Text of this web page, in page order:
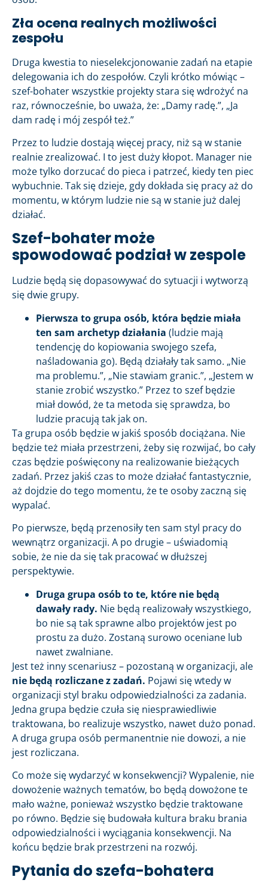
Zła ocena realnych możliwości
zespołu
Druga kwestia to nieselekcjonowanie zadań na etapie
delegowania ich do zespołów. Czyli krótko mówiąc –
szef-bohater wszystkie projekty stara się wdrożyć na
raz, równocześnie, bo uważa, że: „Damy radę.”, „Ja
dam radę i mój zespół też.”
Przez to ludzie dostają więcej pracy, niż są w stanie
realnie zrealizować. I to jest duży kłopot. Manager nie
może tylko dorzucać do pieca i patrzeć, kiedy ten piec
wybuchnie. Tak się dzieje, gdy dokłada się pracy aż do
momentu, w którym ludzie nie są w stanie już dalej
działać.
Szef-bohater może
spowodować podział w zespole
Ludzie będą się dopasowywać do sytuacji i wytworzą
się dwie grupy.
Pierwsza to grupa osób, która będzie miała
ten sam archetyp działania (ludzie mają
tendencję do kopiowania swojego szefa,
naśladowania go). Będą działały tak samo. „Nie
ma problemu.”, „Nie stawiam granic.”, „Jestem w
stanie zrobić wszystko.” Przez to szef będzie
miał dowód, że ta metoda się sprawdza, bo
ludzie pracują tak jak on.
Ta grupa osób będzie w jakiś sposób dociążana. Nie
będzie też miała przestrzeni, żeby się rozwijać, bo cały
czas będzie poświęcony na realizowanie bieżących
zadań. Przez jakiś czas to może działać fantastycznie,
aż dojdzie do tego momentu, że te osoby zaczną się
wypalać.
Po pierwsze, będą przenosiły ten sam styl pracy do
wewnątrz organizacji. A po drugie – uświadomią
sobie, że nie da się tak pracować w dłuższej
perspektywie.
Druga grupa osób to te, które nie będą
dawały rady. Nie będą realizowały wszystkiego,
bo nie są tak sprawne albo projektów jest po
prostu za dużo. Zostaną surowo oceniane lub
nawet zwalniane.
Jest też inny scenariusz – pozostaną w organizacji, ale
nie będą rozliczane z zadań. Pojawi się wtedy w
organizacji styl braku odpowiedzialności za zadania.
Jedna grupa będzie czuła się niesprawiedliwie
traktowana, bo realizuje wszystko, nawet dużo ponad.
A druga grupa osób permanentnie nie dowozi, a nie
jest rozliczana.
Co może się wydarzyć w konsekwencji? Wypalenie, nie
dowożenie ważnych tematów, bo będą dowożone te
mało ważne, ponieważ wszystko będzie traktowane
po równo. Będzie się budowała kultura braku brania
odpowiedzialności i wyciągania konsekwencji. Na
końcu będzie brak przestrzeni na rozwój.
Pytania do szefa-bohatera